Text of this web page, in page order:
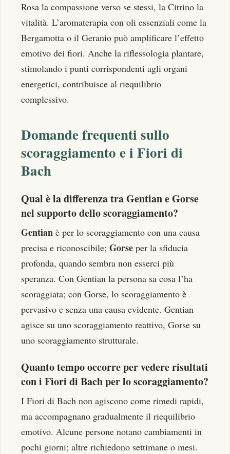
Rosa la compassione verso se stessi, la Citrino la
vitalità. L’aromaterapia con oli essenziali come la
Bergamotta o il Geranio può amplificare l’effetto
emotivo dei fiori. Anche la riflessologia plantare,
stimolando i punti corrispondenti agli organi
energetici, contribuisce al riequilibrio
complessivo.
Domande frequenti sullo
scoraggiamento e i Fiori di
Bach
Qual è la differenza tra Gentian e Gorse
nel supporto dello scoraggiamento?
Gentian è per lo scoraggiamento con una causa
precisa e riconoscibile; Gorse per la sfiducia
profonda, quando sembra non esserci più
speranza. Con Gentian la persona sa cosa l’ha
scoraggiata; con Gorse, lo scoraggiamento è
pervasivo e senza una causa evidente. Gentian
agisce su uno scoraggiamento reattivo, Gorse su
uno scoraggiamento strutturale.
Quanto tempo occorre per vedere risultati
con i Fiori di Bach per lo scoraggiamento?
I Fiori di Bach non agiscono come rimedi rapidi,
ma accompagnano gradualmente il riequilibrio
emotivo. Alcune persone notano cambiamenti in
pochi giorni; altre richiedono settimane o mesi.